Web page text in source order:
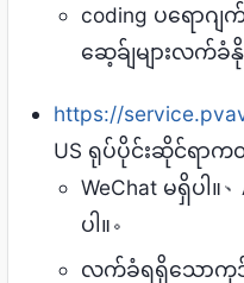
coding ပရောဂ
ဆေ့ခ်ျများလက်ခံ
https://
US ရုပ်ပိုင်းဆိုင်ရာ
WeChat မရှိပါ။
ပါ။。
လက်ခံရရှိသော